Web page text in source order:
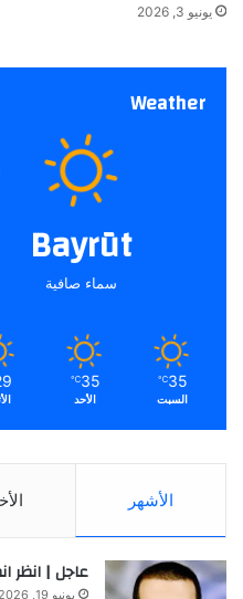
يونيو 3, 2026
Weather
Bayrūt
سماء صافية
35
℃
السبت
35
℃
الأحد
الأشهر
عاجل | انظر
يونيو 19, 2026